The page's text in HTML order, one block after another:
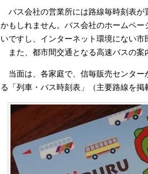
バス会社の営業所には路線毎時刻表が
かもしれません。バス会社のホームペ
いですし、インターネット環境にない市
また、都市間交通となる高速バスの案
当面は、各家庭で、信毎販売センター
る「列車・バス時刻表」（主要路線を掲